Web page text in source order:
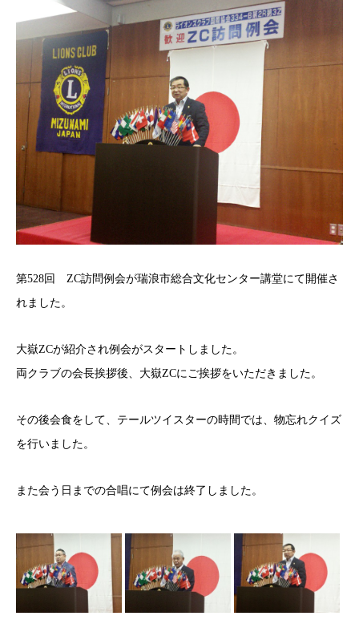
第528回 ZC訪問例会が瑞浪市総合文化センター講堂にて開催さ
れました。
大嶽ZCが紹介され例会がスタートしました。
両クラブの会長挨拶後、大嶽ZCにご挨拶をいただきました。
その後会食をして、テールツイスターの時間では、物忘れクイズ
を行いました。
また会う日までの合唱にて例会は終了しました。